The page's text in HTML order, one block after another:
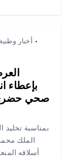
أخبار وطنية
الملك
أسلافه